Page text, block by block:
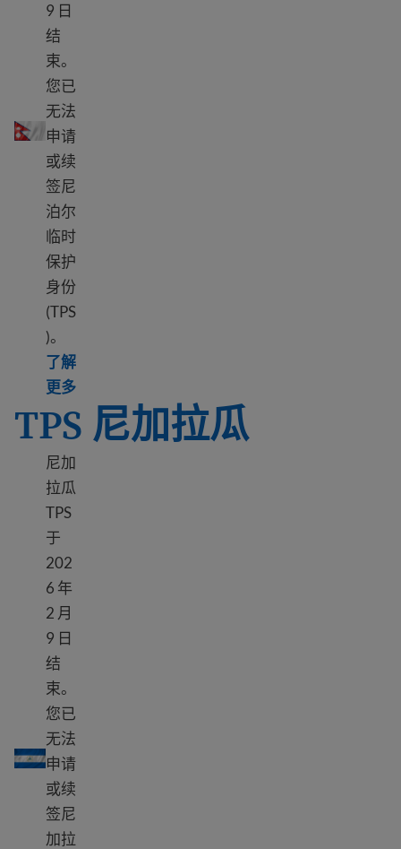
尼泊尔 TPS
9 日
结
束。
您已
无法
申请
或续
签尼
泊尔
临时
保护
身份
(TPS
)。
了解
更多Learn more about TPS Nepal
TPS 尼加拉瓜
TPS 尼加拉瓜
尼加
拉瓜
TPS
于
202
6 年
2 月
9 日
结
束。
您已
无法
申请
或续
签尼
加拉